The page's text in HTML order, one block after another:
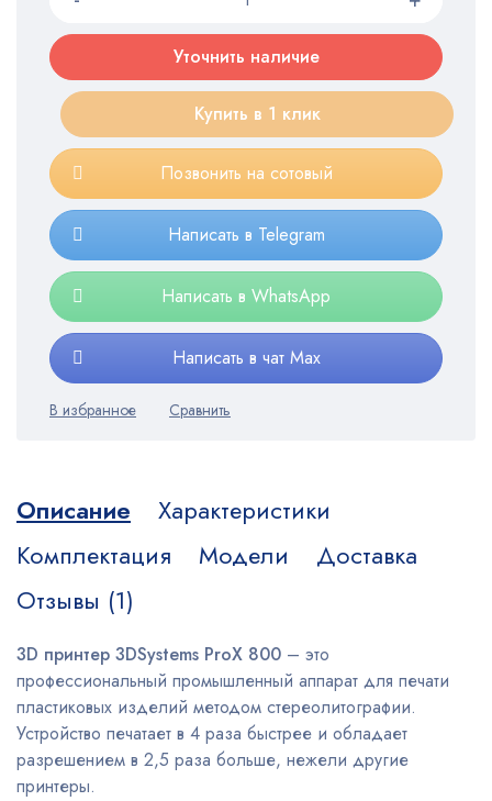
Уточнить наличие
Купить в 1 клик
Позвонить на сотовый
Написать в Telegram
Написать в WhatsApp
Написать в чат Max
Описание
Характеристики
Комплектация
Модели
Доставка
Отзывы (1)
3D принтер 3DSystems ProX 800 – это
профессиональный промышленный аппарат для печати
пластиковых изделий методом стереолитографии.
Устройство печатает в 4 раза быстрее и обладает
разрешением в 2,5 раза больше, нежели другие
принтеры.